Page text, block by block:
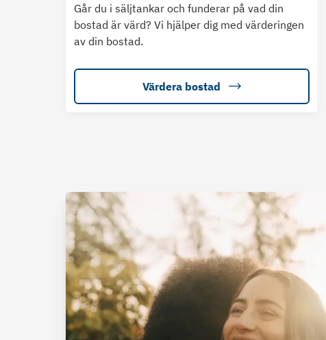
Går du i säljtankar och funderar på vad din
bostad är värd? Vi hjälper dig med värderingen
av din bostad.
Värdera bostad